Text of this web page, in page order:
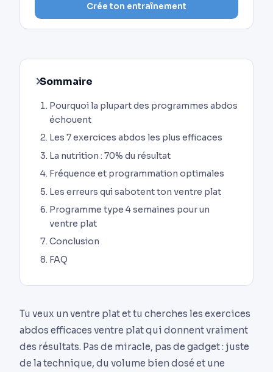
Crée ton entraînement
Sommaire
Pourquoi la plupart des programmes abdos
échouent
Les 7 exercices abdos les plus efficaces
La nutrition : 70% du résultat
Fréquence et programmation optimales
Les erreurs qui sabotent ton ventre plat
Programme type 4 semaines pour un
ventre plat
Conclusion
FAQ
Tu veux un ventre plat et tu cherches les exercices
abdos efficaces ventre plat qui donnent vraiment
des résultats. Pas de miracle, pas de gadget : juste
de la technique, du volume bien dosé et une